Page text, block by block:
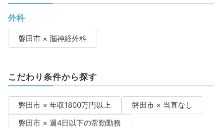
外科
磐田市 × 脳神経外科
こだわり条件から探す
磐田市 × 年収1800万円以上
磐田市 × 当直なし
磐田市 × 週4日以下の常勤勤務